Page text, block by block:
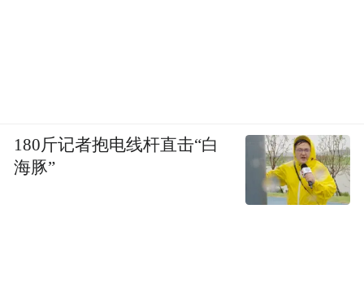
180斤记者抱电线杆直击“白
海豚”